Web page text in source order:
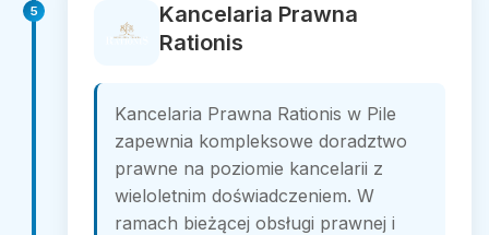
5
Kancelaria Prawna
Rationis
Kancelaria Prawna Rationis w Pile
zapewnia kompleksowe doradztwo
prawne na poziomie kancelarii z
wieloletnim doświadczeniem. W
ramach bieżącej obsługi prawnej i